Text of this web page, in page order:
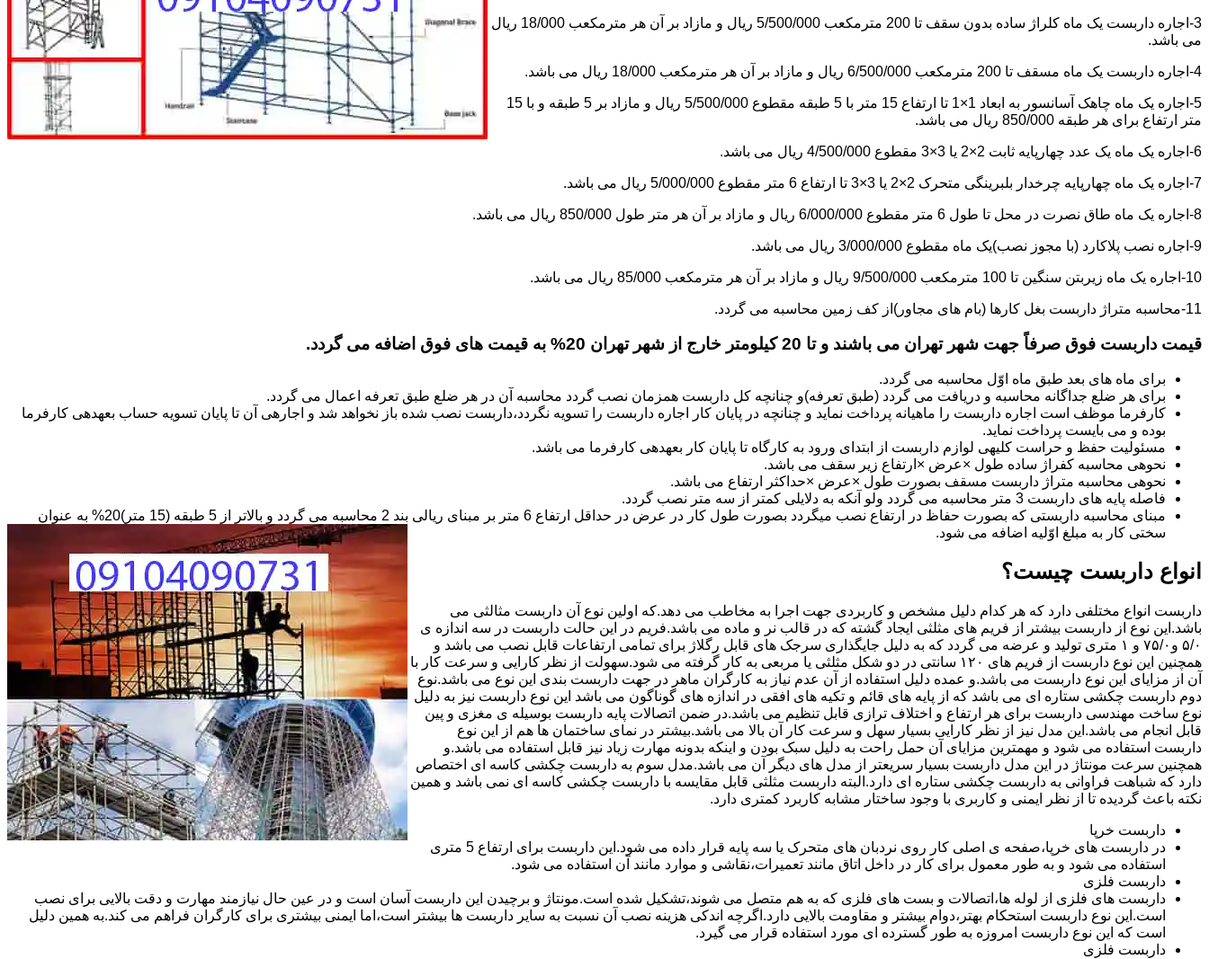
3-اجاره داربست یک ماه کلراژ ساده بدون سقف تا 200 مترمکعب 5/500/000 ریال و مازاد بر آن هر مترمکعب 18/000 ریال
می باشد.
4-اجاره داربست یک ماه مسقف تا 200 مترمکعب 6/500/000 ریال و مازاد بر آن هر مترمکعب 18/000 ریال می باشد.
5-اجاره یک ماه چاهک آسانسور به ابعاد 1×1 تا ارتفاع 15 متر با 5 طبقه مقطوع 5/500/000 ریال و مازاد بر 5 طبقه و با 15
متر ارتفاع برای هر طبقه 850/000 ریال می باشد.
6-اجاره یک ماه یک عدد چهارپایه ثابت 2×2 یا 3×3 مقطوع 4/500/000 ریال می باشد.
7-اجاره یک ماه چهارپایه چرخدار بلبرینگی متحرک 2×2 یا 3×3 تا ارتفاع 6 متر مقطوع 5/000/000 ریال می باشد.
8-اجاره یک ماه طاق نصرت در محل تا طول 6 متر مقطوع 6/000/000 ریال و مازاد بر آن هر متر طول 850/000 ریال می باشد.
9-اجاره نصب پلاکارد (با مجوز نصب)یک ماه مقطوع 3/000/000 ریال می باشد.
10-اجاره یک ماه زیربتن سنگین تا 100 مترمکعب 9/500/000 ریال و مازاد بر آن هر مترمکعب 85/000 ریال می باشد.
11-محاسبه متراژ داربست بغل کارها (بام های مجاور)از کف زمین محاسبه می گردد.
قیمت داربست فوق صرفاً جهت شهر تهران می باشند و تا 20 کیلومتر خارج از شهر تهران 20% به قیمت های فوق اضافه می گردد.
برای ماه های بعد طبق ماه اوّل محاسبه می گردد.
برای هر ضلع جداگانه محاسبه و دریافت می گردد (طبق تعرفه)و چنانچه کل داربست همزمان نصب گردد محاسبه آن در هر ضلع طبق تعرفه اعمال می گردد.
کارفرما موظف است اجاره داربست را ماهیانه پرداخت نماید و چنانچه در پایان کار اجاره داربست را تسویه نگردد،داربست نصب شده باز نخواهد شد و اجاره­ی آن تا پایان تسویه حساب بعهده­ی کارفرما
بوده و می بایست پرداخت نماید.
مسئولیت حفظ و حراست کلیه­ی لوازم داربست از ابتدای ورود به کارگاه تا پایان کار بعهده­ی کارفرما می باشد.
نحوه­ی محاسبه کفراژ ساده طول ×عرض ×ارتفاع زیر سقف می باشد.
نحوه­ی محاسبه متراژ داربست مسقف بصورت طول ×عرض ×حداکثر ارتفاع می باشد.
فاصله پایه های داربست 3 متر محاسبه می گردد ولو آنکه به دلایلی کمتر از سه متر نصب گردد.
مبنای محاسبه داربستی که بصورت حفاظ در ارتفاع نصب می­گردد بصورت طول کار در عرض در حداقل ارتفاع 6 متر بر مبنای ریالی بند 2 محاسبه می گردد و بالاتر از 5 طبقه (15 متر)20% به عنوان
سختی کار به مبلغ اوّلیه اضافه می شود.
انواع داربست چیست؟
داربست انواع مختلفی دارد که هر کدام دلیل مشخص و کاربردی جهت اجرا به مخاطب می دهد.که اولین نوع آن داربست مثالثی می
باشد.این نوع از داربست بیشتر از فریم های مثلثی ایجاد گشته که در قالب نر و ماده می باشد.فریم در این حالت داربست در سه اندازه ی
۵/۰ و۷۵/۰ و ۱ متری تولید و عرضه می گردد که به دلیل جایگذاری سرجک های قابل رگلاژ برای تمامی ارتفاعات قابل نصب می باشد و
همچنین این نوع داربست از فریم های ۱۲۰ سانتی در دو شکل مثلثی یا مربعی به کار گرفته می شود.سهولت از نظر کارایی و سرعت کار با
آن از مزایای این نوع داربست می باشد.و عمده دلیل استفاده از آن عدم نیاز به کارگران ماهر در جهت داربست بندی این نوع می باشد.نوع
دوم داربست چکشی ستاره ای می باشد که از پایه های قائم و تکیه های افقی در اندازه های گوناگون می باشد این نوع داربست نیز به دلیل
نوع ساخت مهندسی داربست برای هر ارتفاع و اختلاف ترازی قابل تنظیم می باشد.در ضمن اتصالات پایه داربست بوسیله ی مغزی و پین
قابل انجام می باشد.این مدل نیز از نظر کارایی بسیار سهل و سرعت کار آن بالا می باشد.بیشتر در نمای ساختمان ها هم از این نوع
داربست استفاده می شود و مهمترین مزایای آن حمل راحت به دلیل سبک بودن و اینکه بدونه مهارت زیاد نیز قابل استفاده می باشد.و
همچنین سرعت مونتاژ در این مدل داربست بسیار سریعتر از مدل های دیگر آن می باشد.مدل سوم به داربست چکشی کاسه ای اختصاص
دارد که شباهت فراوانی به داربست چکشی ستاره ای دارد.البته داربست مثلثی قابل مقایسه با داربست چکشی کاسه ای نمی باشد و همین
نکته باعث گردیده تا از نظر ایمنی و کاربری با وجود ساختار مشابه کاربرد کمتری دارد.
داربست خرپا
در داربست های خرپا،صفحه ی اصلی کار روی نردبان های متحرک یا سه پایه قرار داده می شود.این داربست برای ارتفاع 5 متری
استفاده می شود و به طور معمول برای کار در داخل اتاق مانند تعمیرات،نقاشی و موارد مانند آن استفاده می شود.
داربست فلزی
داربست های فلزی از لوله ها،اتصالات و بست های فلزی که به هم متصل می شوند،تشکیل شده است.مونتاژ و برچیدن این داربست آسان است و در عین حال نیازمند مهارت و دقت بالایی برای نصب
است.این نوع داربست استحکام بهتر،دوام بیشتر و مقاومت بالایی دارد.اگرچه اندکی هزینه نصب آن نسبت به سایر داربست ها بیشتر است،اما ایمنی بیشتری برای کارگران فراهم می کند.به همین دلیل
است که این نوع داربست امروزه به طور گسترده ای مورد استفاده قرار می گیرد.
داربست فلزی